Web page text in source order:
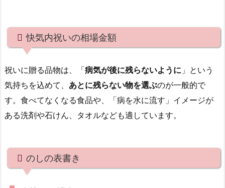
快気内祝いの相場金額
祝いに贈る品物は、「病気が後に残らないように 」という
気持ちを込めて、 あとに残らない物を選ぶのが一般的で
す。食べてなくなる食品や、「病を水に流す」イメージが
ある洗剤や石けん、タオルなども適しています。
のしの表書き